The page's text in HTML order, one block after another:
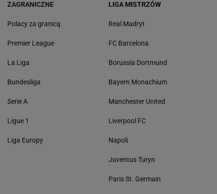
ZAGRANICZNE
Polacy za granicą
Premier League
La Liga
Bundesliga
Serie A
Ligue 1
Liga Europy
LIGA MISTRZÓW
Real Madryt
FC Barcelona
Borussia Dortmund
Bayern Monachium
Manchester United
Liverpool FC
Napoli
Juventus Turyn
Paris St. Germain